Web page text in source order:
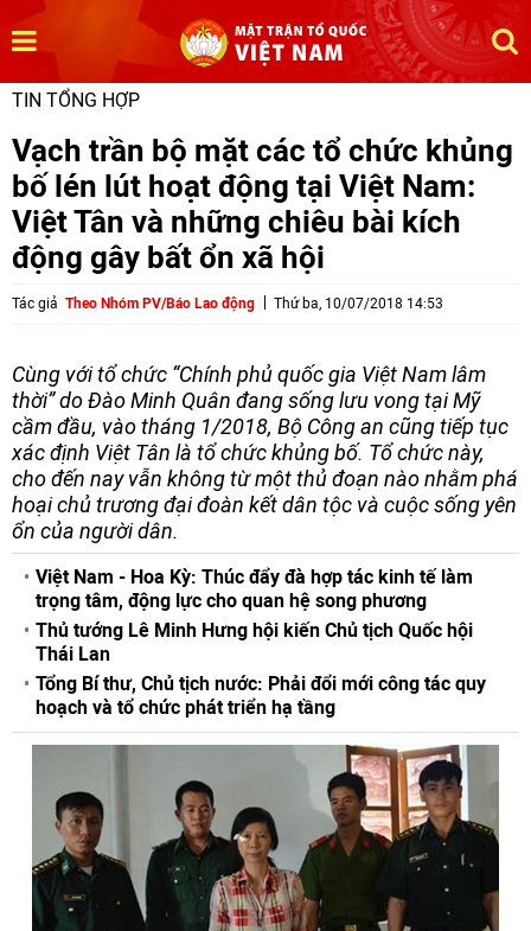
TIN TỔNG HỢP
Vạch trần bộ mặt các tổ chức khủng
bố lén lút hoạt động tại Việt Nam:
Việt Tân và những chiêu bài kích
động gây bất ổn xã hội
Tác giả Theo Nhóm PV/Báo Lao động Thứ ba, 10/07/2018 14:53
Cùng với tổ chức “Chính phủ quốc gia Việt Nam lâm
thời” do Đào Minh Quân đang sống lưu vong tại Mỹ
cầm đầu, vào tháng 1/2018, Bộ Công an cũng tiếp tục
xác định Việt Tân là tổ chức khủng bố. Tổ chức này,
cho đến nay vẫn không từ một thủ đoạn nào nhằm phá
hoại chủ trương đại đoàn kết dân tộc và cuộc sống yên
ổn của người dân.
Việt Nam - Hoa Kỳ: Thúc đẩy đà hợp tác kinh tế làm
trọng tâm, động lực cho quan hệ song phương
Thủ tướng Lê Minh Hưng hội kiến Chủ tịch Quốc hội
Thái Lan
Tổng Bí thư, Chủ tịch nước: Phải đổi mới công tác quy
hoạch và tổ chức phát triển hạ tầng